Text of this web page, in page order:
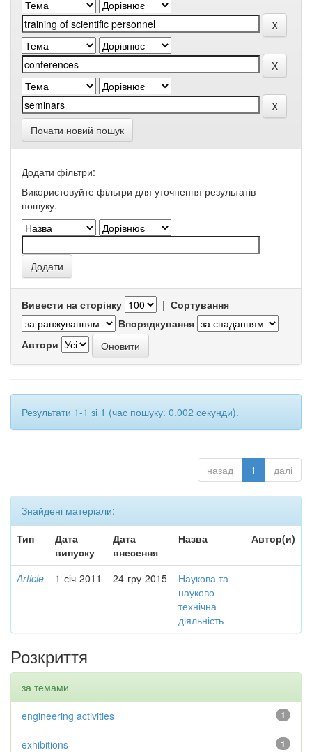
Почати новий пошук
Додати фільтри:
Використовуйте фільтри для уточнення результатів
пошуку.
Вивести на сторінку | Сортування
Впорядкування
Автори
Результати 1-1 зі 1 (час пошуку: 0.002 секунди).
назад 1 далі
Знайдені матеріали:
Тип
Дата
випуску
Дата
внесення
Назва Автор(и)
Article 1-січ-2011 24-гру-2015
Наукова та
науково-
технічна
діяльність
-
Розкриття
за темами
1
engineering activities
1
exhibitions